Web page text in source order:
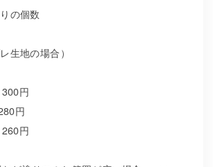
の個数
生地の場合）
円
円
円